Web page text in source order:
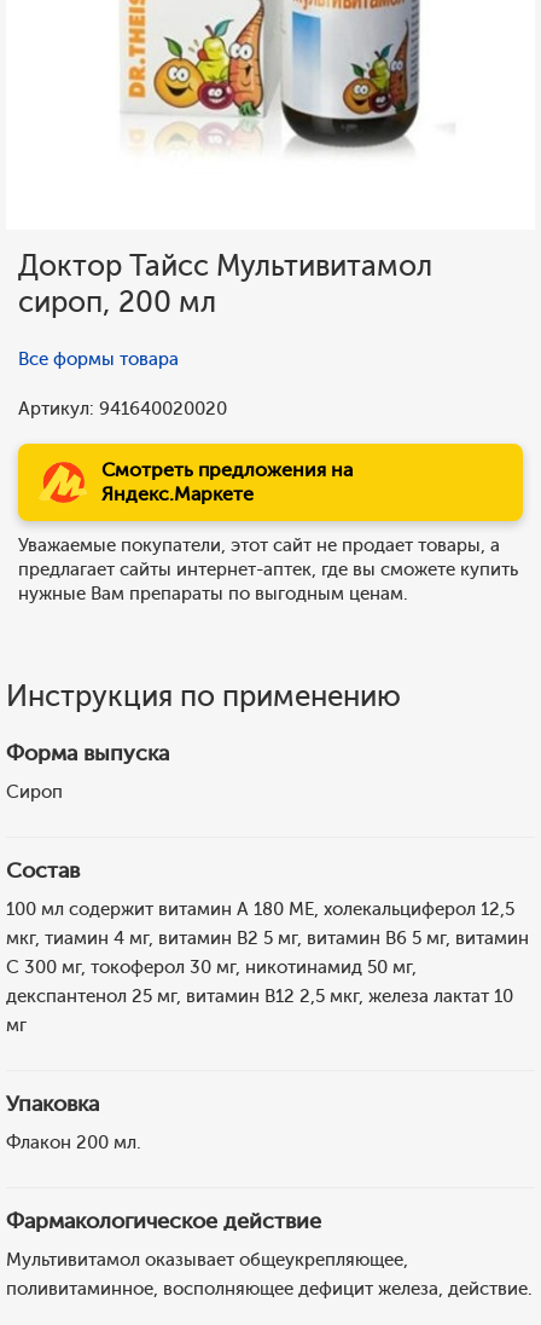
Доктор Тайсс Мультивитамол
сироп, 200 мл
Все формы товара
Артикул: 941640020020
Смотреть предложения на
Яндекс.Маркете
Уважаемые покупатели, этот сайт не продает товары, а
предлагает сайты интернет-аптек, где вы сможете купить
нужные Вам препараты по выгодным ценам.
Инструкция по применению
Форма выпуска
Сироп
Состав
100 мл содержит витамин A 180 МЕ, холекальциферол 12,5
мкг, тиамин 4 мг, витамин B2 5 мг, витамин B6 5 мг, витамин
C 300 мг, токоферол 30 мг, никотинамид 50 мг,
декспантенол 25 мг, витамин B12 2,5 мкг, железа лактат 10
мг
Упаковка
Флакон 200 мл.
Фармакологическое действие
Мультивитамол оказывает общеукрепляющее,
поливитаминное, восполняющее дефицит железа, действие.